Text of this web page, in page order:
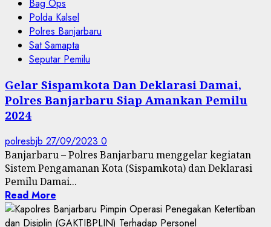
Bag Ops
Polda Kalsel
Polres Banjarbaru
Sat Samapta
Seputar Pemilu
Gelar Sispamkota Dan Deklarasi Damai,
Polres Banjarbaru Siap Amankan Pemilu
2024
polresbjb 27/09/2023 0
Banjarbaru – Polres Banjarbaru menggelar kegiatan
Sistem Pengamanan Kota (Sispamkota) dan Deklarasi
Pemilu Damai...
Read More